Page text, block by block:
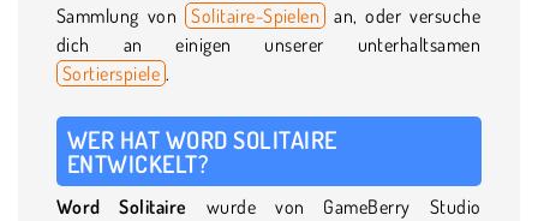
Sammlung von Solitaire-Spielen
an, oder versuche
dich an einigen unserer unterhaltsamen
Sortierspiele .
WER HAT WORD SOLITAIRE
ENTWICKELT?
Word Solitaire wurde von GameBerry Studio